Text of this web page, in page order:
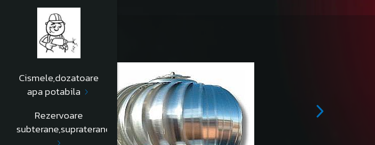
Cismele,dozatoare
apa potabila
Rezervoare
subterane,supraterane